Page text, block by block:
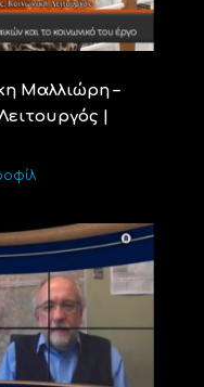
Μαλλιώρη –
|